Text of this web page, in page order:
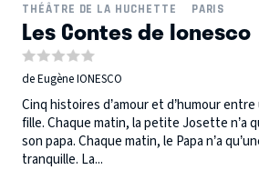
THÉÂTRE DE LA HUCHETTE
PARIS
Les Contes de Ionesco
de Eugène IONESCO
Cinq histoires d’amour et d’humour
fille. Chaque matin, la petite Josette n’a
son papa. Chaque matin, le Papa n’a
tranquille. La...